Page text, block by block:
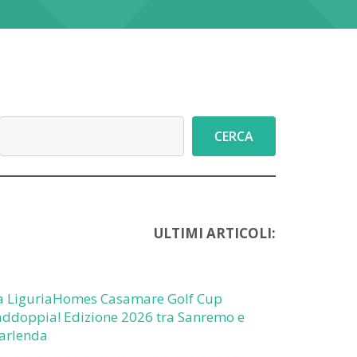
CERCA
ULTIMI ARTICOLI:
LiguriaHomes Casamare Golf Cup
Edizione 2026 tra Sanremo e